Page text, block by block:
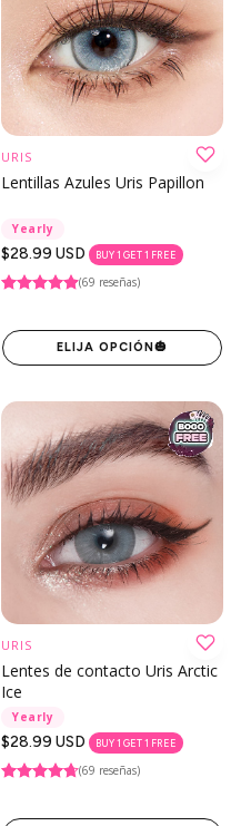
URIS
Lentillas Azules Uris Papillon
Yearly
Precio
regular
$28.99 USD BUY 1 GET 1 FREE
(69 reseñas)
ELIJA OPCIÓN🎃
URIS
Lentes de contacto Uris Arctic
Ice
Yearly
Precio
regular
$28.99 USD BUY 1 GET 1 FREE
(69 reseñas)